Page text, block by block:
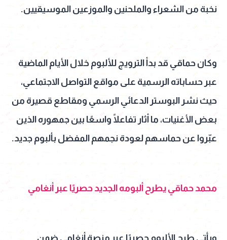
نخبة من الشعراء والملحنين والموزعين الموسيقيين.
وكان حماقي قد بدأ الترويج للألبوم خلال الأيام الماضية
عبر حساباته الرسمية على مواقع التواصل الاجتماعي،
حيث نشر البوستر الدعائي الرسمي ومقاطع قصيرة من
بعض الأغنيات، ما أثار تفاعلًا واسعًا بين جمهوره الذين
عبّروا عن حماسهم لعودة نجمهم المفضل بألبوم جديد.
محمد حماقي يطرح ألبومه الجديد حصريًا عبر أنغامي
ويأتي طرح الألبوم حصريًا عبر منصة أنغامي ضمن